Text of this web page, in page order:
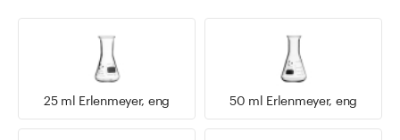
25 ml Erlenmeyer, eng 50 ml Erlenmeyer, eng